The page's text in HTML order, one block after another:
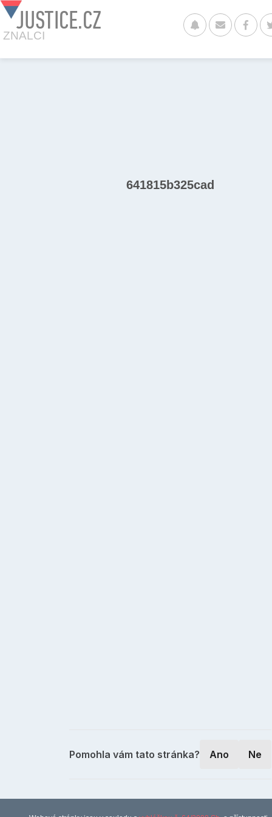
JUSTICE.CZ
ZNALCI
641815b325cad
Pomohla vám tato stránka? Ano Ne